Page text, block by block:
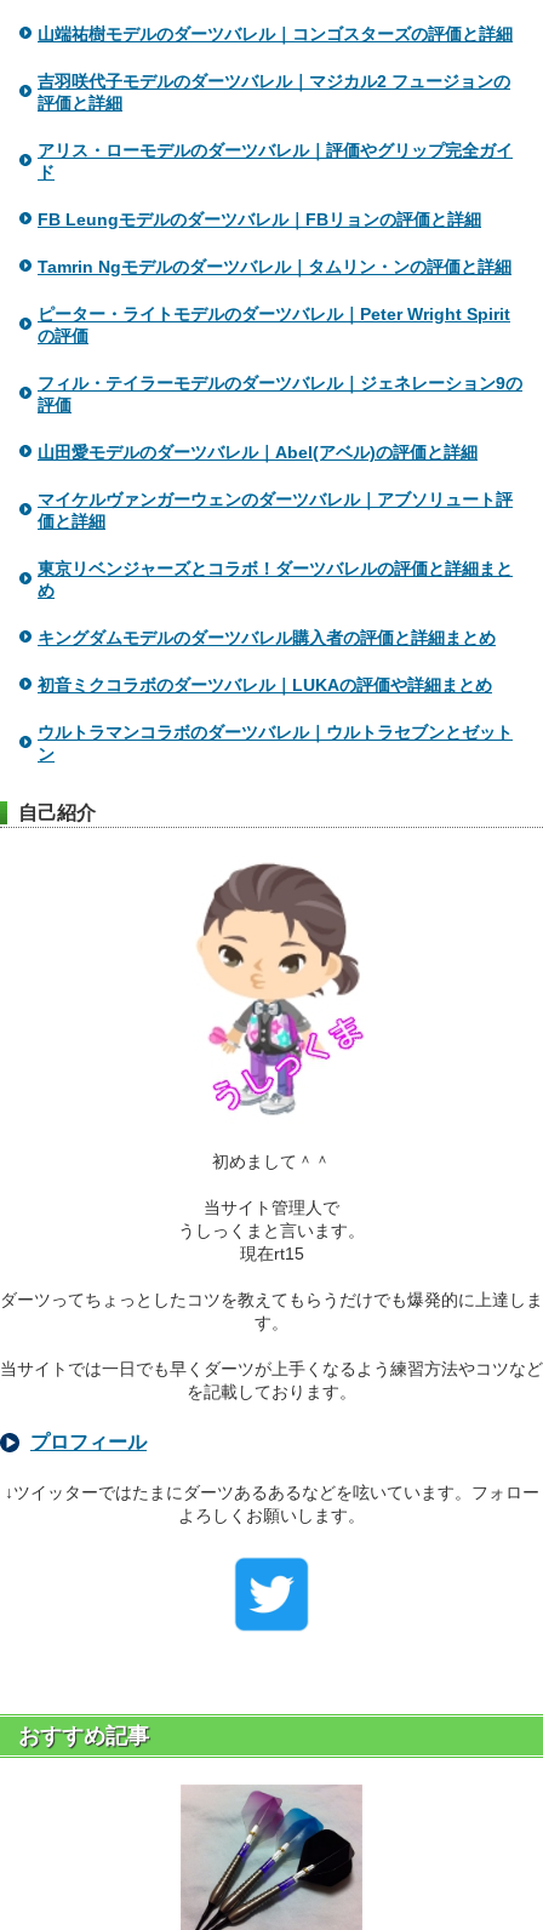
山端祐樹モデルのダーツバレル｜コンゴスターズの評価と詳細
吉羽咲代子モデルのダーツバレル｜マジカル2 フュージョンの
評価と詳細
アリス・ローモデルのダーツバレル｜評価やグリップ完全ガイ
ド
FB Leungモデルのダーツバレル｜FBリョンの評価と詳細
Tamrin Ngモデルのダーツバレル｜タムリン・ンの評価と詳細
ピーター・ライトモデルのダーツバレル｜Peter Wright Spirit
の評価
フィル・テイラーモデルのダーツバレル｜ジェネレーション9の
評価
山田愛モデルのダーツバレル｜Abel(アベル)の評価と詳細
マイケルヴァンガーウェンのダーツバレル｜アブソリュート評
価と詳細
東京リベンジャーズとコラボ！ダーツバレルの評価と詳細まと
め
キングダムモデルのダーツバレル購入者の評価と詳細まとめ
初音ミクコラボのダーツバレル｜LUKAの評価や詳細まとめ
ウルトラマンコラボのダーツバレル｜ウルトラセブンとゼット
ン
自己紹介
初めまして＾＾
当サイト管理人で
うしっくまと言います。
現在rt15
ダーツってちょっとしたコツを教えてもらうだけでも爆発的に上達しま
す。
当サイトでは一日でも早くダーツが上手くなるよう練習方法やコツなど
を記載しております。
プロフィール
↓ツイッターではたまにダーツあるあるなどを呟いています。フォロー
よろしくお願いします。
おすすめ記事